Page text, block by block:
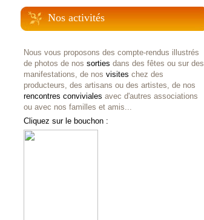
Nos activités
Nous vous proposons des compte-rendus illustrés
de photos de nos sorties dans des fêtes ou sur des
manifestations, de nos visites chez des
producteurs, des artisans ou des artistes, de nos
rencontres conviviales avec d'autres associations
ou avec nos familles et amis...
Cliquez sur le bouchon :